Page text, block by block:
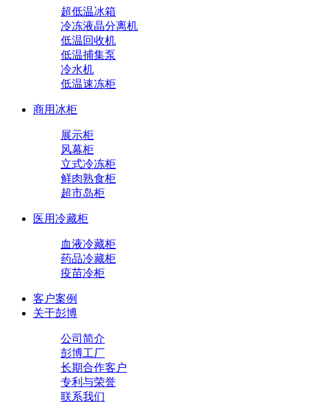
超低温冰箱
冷冻液晶分离机
低温回收机
低温捕集泵
冷水机
低温速冻柜
商用冰柜
展示柜
风幕柜
立式冷冻柜
鲜肉熟食柜
超市岛柜
医用冷藏柜
血液冷藏柜
药品冷藏柜
疫苗冷柜
客户案例
关于彭博
公司简介
彭博工厂
长期合作客户
专利与荣誉
联系我们